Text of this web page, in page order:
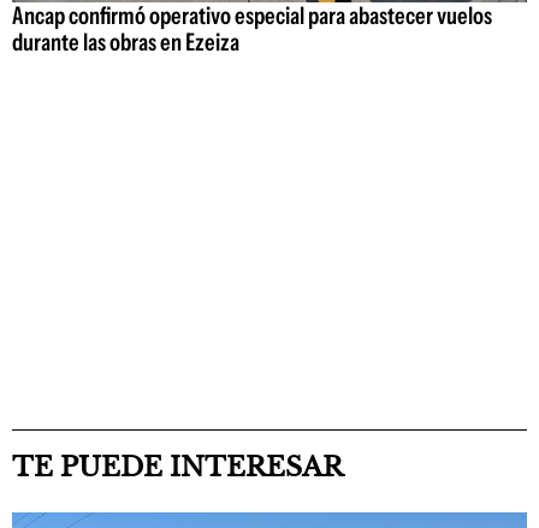
Ancap confirmó operativo especial para abastecer vuelos
durante las obras en Ezeiza
TE PUEDE INTERESAR